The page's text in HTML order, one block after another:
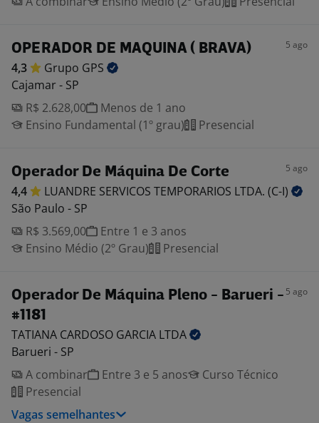
OPERADOR DE MAQUINA ( BRAVA) 5 ago
4,3 Grupo GPS
Cajamar - SP
R$ 2.628,00
Menos de 1 ano
Ensino Fundamental (1º grau)
Presencial
Operador De Máquina De Corte 5 ago
4,4 LUANDRE SERVICOS TEMPORARIOS LTDA. (C-I)
São Paulo - SP
R$ 3.569,00
Entre 1 e 3 anos
Ensino Médio (2º Grau)
Presencial
Operador De Máquina Pleno - Barueri -
#1181
5 ago
TATIANA CARDOSO GARCIA LTDA
Barueri - SP
A combinar
Entre 3 e 5 anos
Curso Técnico
Presencial
Vagas semelhantes